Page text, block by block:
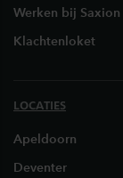
Werken bij Saxion
Klachtenloket
LOCATIES
Apeldoorn
Deventer